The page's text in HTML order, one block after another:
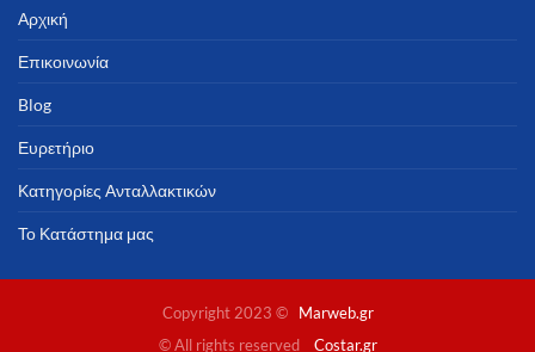
Αρχική
Επικοινωνία
Blog
Ευρετήριο
Κατηγορίες Ανταλλακτικών
Το Κατάστημα μας
Copyright 2023 ©
Marweb.gr
© All rights reserved
Costar.gr